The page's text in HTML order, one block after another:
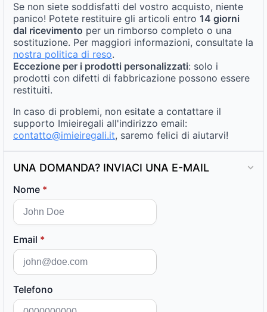
Se non siete soddisfatti del vostro acquisto, niente
panico! Potete restituire gli articoli entro 14 giorni
dal ricevimento per un rimborso completo o una
sostituzione. Per maggiori informazioni, consultate la
nostra politica di reso.
Eccezione per i prodotti personalizzati: solo i
prodotti con difetti di fabbricazione possono essere
restituiti.
In caso di problemi, non esitate a contattare il
supporto Imieiregali all'indirizzo email:
contatto@imieiregali.it, saremo felici di aiutarvi!
UNA DOMANDA? INVIACI UNA E-MAIL
Nome *
Email *
Telefono